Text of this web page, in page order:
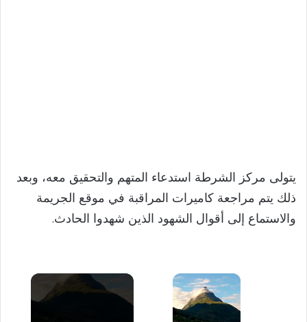
يتولى مركز الشرطة استدعاء المتهم والتحقيق معه، وبعد
ذلك يتم مراجعة كاميرات المراقبة في موقع الجريمة
والاستماع إلى أقوال الشهود الذين شهدوا الحادث.
×